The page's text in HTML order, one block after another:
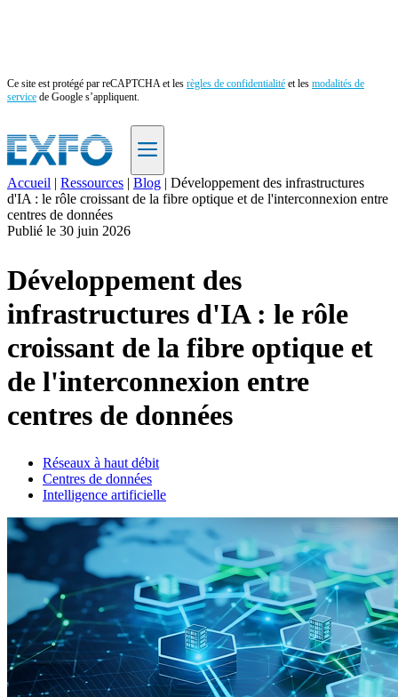
Ce site est protégé par reCAPTCHA et les règles de confidentialité et les modalités de
service de Google s’appliquent.
FR
Produits
Soutien
Services
Acheter
Ressources
Contactez-
nous
S'enregistrer
Se
connecter
Entreprise
Emploi
Partenaires
Fournisseurs
Accueil | Ressources | Blog | Développement des infrastructures
d'IA : le rôle croissant de la fibre optique et de l'interconnexion entre
centres de données
Publié le 30 juin 2026
Développement des
infrastructures d'IA : le rôle
croissant de la fibre optique et
de l'interconnexion entre
centres de données
Réseaux à haut débit
Centres de données
Intelligence artificielle